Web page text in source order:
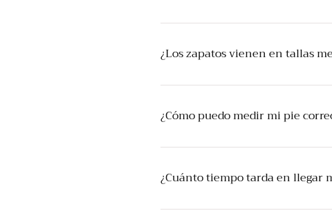
¿Los zapatos vienen en tallas
¿Cómo puedo medir mi pie
¿Cuánto tiempo tarda en llegar